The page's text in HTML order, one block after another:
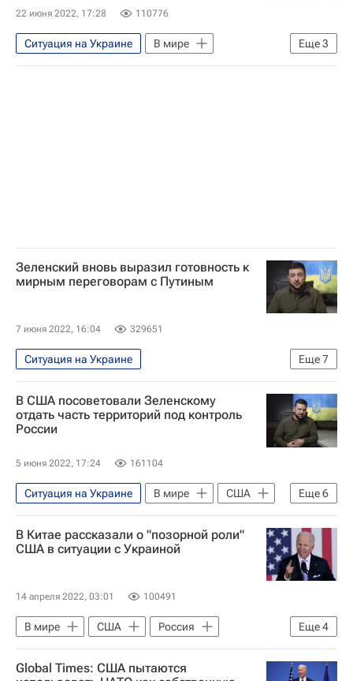
Цены на нефть
22 июня 2022, 17:28 110776
Еще3
Ситуация на Украине
В мире
Финляндия
Россия НАТО
Зеленский вновь выразил готовность к
мирным переговорам с Путиным
7 июня 2022, 16:04 329651
Еще7
Ситуация на Украине
Специальная военная операция на Украине
В мире
Владимир Путин
Украина
Владимир Зеленский
В США посоветовали Зеленскому
отдать часть территорий под контроль
России
5 июня 2022, 17:24 161104
Еще6
Ситуация на Украине В мире
США
Украина
Россия
Специальная военная операция на Украине
В Китае рассказали о "позорной роли"
США в ситуации с Украиной
14 апреля 2022, 03:01 100491
Еще4
В мире США
Россия
Украина
НАТО
Китай
Ситуация в ДНР и ЛНР
Global Times: США пытаются